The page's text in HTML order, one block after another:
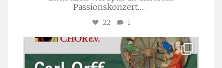
Passionskonzert… ...
22 1
stuttgarter_oratorienchor
Juli 22